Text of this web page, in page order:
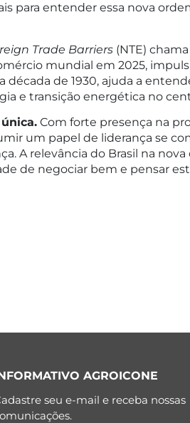
para entender essa nova
Trade Barriers (NTE)
mundial em 2025,
década de 1930, ajuda a
e transição energética no
Com forte presença na
um papel de liderança se
A relevância do Brasil na
de negociar bem e pensar
AGROICONE
seu e-mail e receba nossas